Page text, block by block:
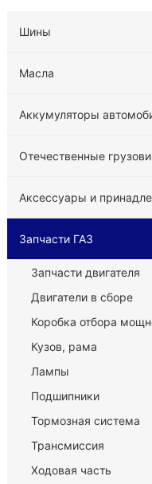
Шины
Масла
Аккумуляторы
Отечественные
Аксессуары и
Запчасти ГАЗ
Запчасти двигателя
Двигатели в сборе
Коробка отбора
Кузов, рама
Лампы
Подшипники
Тормозная система
Трансмиссия
Ходовая часть